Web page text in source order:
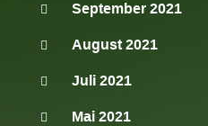
September 2021
August 2021
Juli 2021
Mai 2021